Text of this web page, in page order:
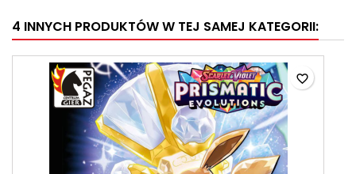
4 INNYCH PRODUKTÓW W TEJ SAMEJ KATEGORII:
favorite_border